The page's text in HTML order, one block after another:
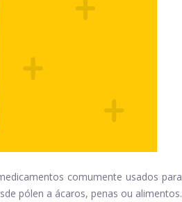
comumente usados ​​para
pólen a ácaros, penas ou alimentos.